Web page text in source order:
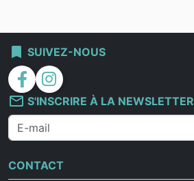
bookmark SUIVEZ-NOUS
facebook
instagram
mail_outline S'INSCRIRE À LA NEWSLETTER
CONTACT